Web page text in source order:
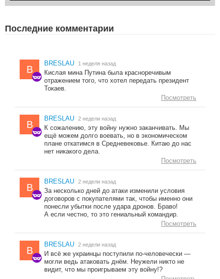
Последние комментарии
B
BRESLAU 1 неделя назад
Кислая мина Путина была красноречивым
отражением того, что хотел передать президент
Токаев.
Посмотреть
B
BRESLAU 2 недели назад
К сожалению, эту войну нужно заканчивать. Мы
ещё можем долго воевать, но в экономическом
плане откатимся в Средневековье. Китаю до нас
нет никакого дела.
Посмотреть
B
BRESLAU 2 недели назад
За несколько дней до атаки изменили условия
договоров с покупателями так, чтобы именно они
понесли убытки после удара дронов. Браво!
А если честно, то это гениальный командир.
Посмотреть
B
BRESLAU 2 недели назад
И всё же украинцы поступили по-человечески —
могли ведь атаковать днём. Неужели никто не
видит, что мы проигрываем эту войну!?